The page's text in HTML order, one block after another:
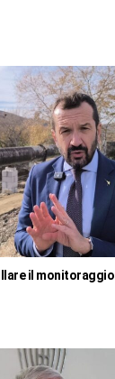
il monitoraggio